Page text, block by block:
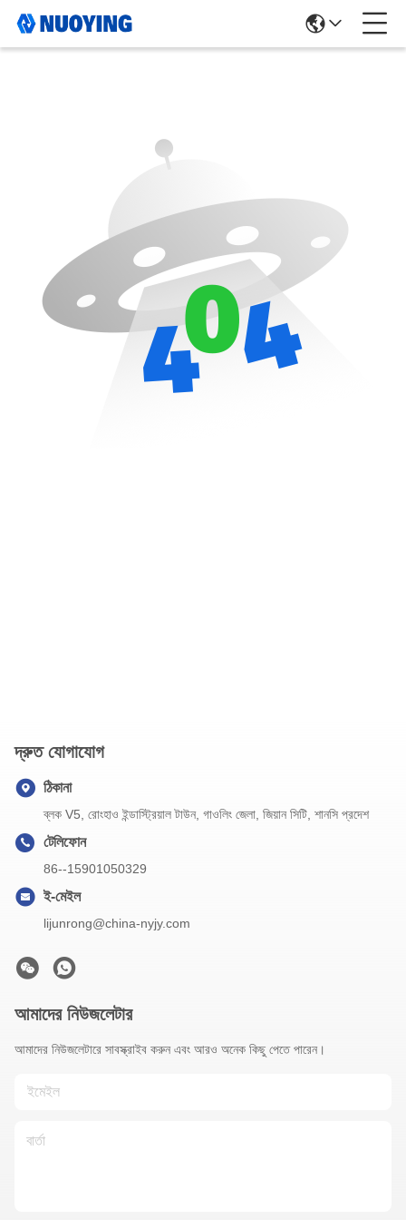
দ্রুত যোগাযোগ
ঠিকানা
ব্লক V5, রোংহাও ইন্ডাস্ট্রিয়াল টাউন, গাওলিং জেলা, জিয়ান সিটি, শানসি প্রদেশ
টেলিফোন
86--15901050329
ই-মেইল
lijunrong@china-nyjy.com
আমাদের নিউজলেটার
আমাদের নিউজলেটারে সাবস্ক্রাইব করুন এবং আরও অনেক কিছু পেতে পারেন।